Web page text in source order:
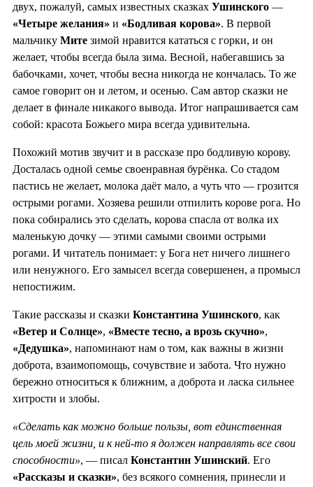
двух, пожалуй, самых известных сказках Ушинского —
«Четыре желания» и «Бодливая корова». В первой
мальчику Мите зимой нравится кататься с горки, и он
желает, чтобы всегда была зима. Весной, набегавшись за
бабочками, хочет, чтобы весна никогда не кончалась. То же
самое говорит он и летом, и осенью. Сам автор сказки не
делает в финале никакого вывода. Итог напрашивается сам
собой: красота Божьего мира всегда удивительна.
Похожий мотив звучит и в рассказе про бодливую корову.
Досталась одной семье своенравная бурёнка. Со стадом
пастись не желает, молока даёт мало, а чуть что — грозится
острыми рогами. Хозяева решили отпилить корове рога. Но
пока собирались это сделать, корова спасла от волка их
маленькую дочку — этими самыми своими острыми
рогами. И читатель понимает: у Бога нет ничего лишнего
или ненужного. Его замысел всегда совершенен, а промысл
непостижим.
Такие рассказы и сказки Константина Ушинского, как
«Ветер и Солнце», «Вместе тесно, а врозь скучно»,
«Дедушка», напоминают нам о том, как важны в жизни
доброта, взаимопомощь, сочувствие и забота. Что нужно
бережно относиться к ближним, а доброта и ласка сильнее
хитрости и злобы.
«Сделать как можно больше пользы, вот единственная
цель моей жизни, и к ней-то я должен направлять все свои
способности», — писал Константин Ушинский. Его
«Рассказы и сказки», без всякого сомнения, принесли и